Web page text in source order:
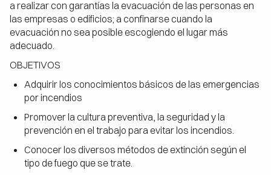
a realizar con garantías la evacuación de las personas en
las empresas o edificios; a confinarse cuando la
evacuación no sea posible escogiendo el lugar más
adecuado.
OBJETIVOS
Adquirir los conocimientos básicos de las emergencias
por incendios
Promover la cultura preventiva, la seguridad y la
prevención en el trabajo para evitar los incendios.
Conocer los diversos métodos de extinción según el
tipo de fuego que se trate.